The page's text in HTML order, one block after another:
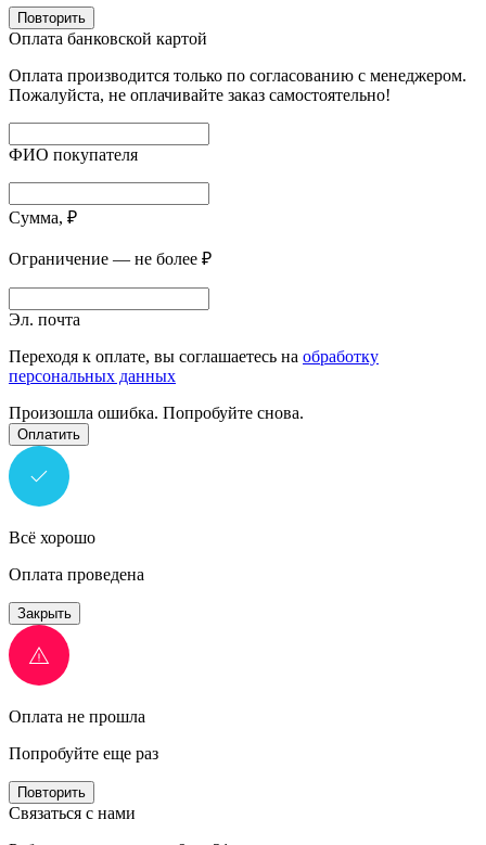
Повторить
Оплата банковской картой
Оплата производится только по согласованию с менеджером.
Пожалуйста, не оплачивайте заказ самостоятельно!
ФИО покупателя
Сумма, ₽
Ограничение — не более ₽
Эл. почта
Переходя к оплате, вы соглашаетесь на обработку
персональных данных
Произошла ошибка. Попробуйте снова.
Оплатить
Всё хорошо
Оплата проведена
Закрыть
Оплата не прошла
Попробуйте еще раз
Повторить
Связаться с нами